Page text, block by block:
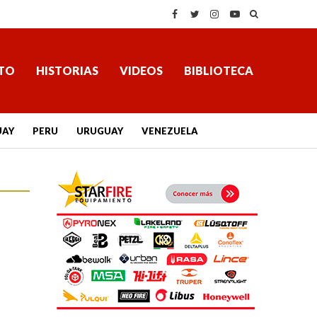
HISTORIAS VIDEOS BIBLIOTECA
PERU URUGUAY VENEZUELA